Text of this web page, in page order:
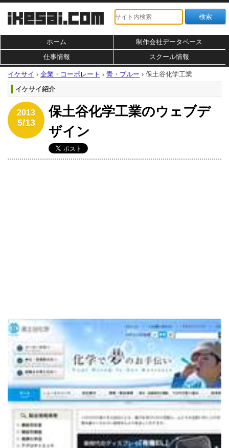
ホーム
制作会社データベース
仕事情報
スクール情報
イケサイ › 企業・コーポレート › 青・ブルー › 保土谷化学工業
イケサイ紹介
2013
5/13
保土谷化学工業のウェブデ
ザイン